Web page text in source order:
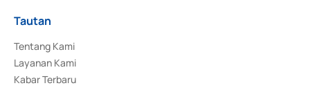
Tautan
Tentang Kami
Layanan Kami
Kabar Terbaru